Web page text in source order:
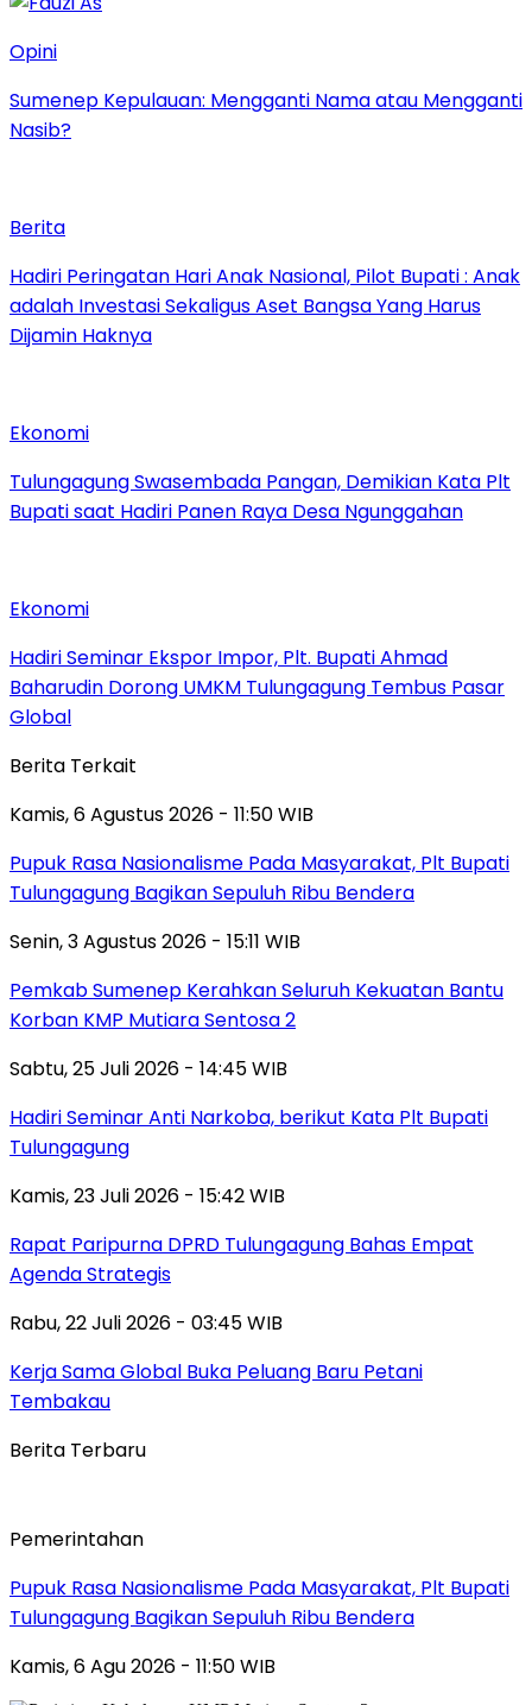
Opini
Sumenep Kepulauan: Mengganti Nama atau Mengganti
Nasib?
Berita
Hadiri Peringatan Hari Anak Nasional, Pilot Bupati : Anak
adalah Investasi Sekaligus Aset Bangsa Yang Harus
Dijamin Haknya
Ekonomi
Tulungagung Swasembada Pangan, Demikian Kata Plt
Bupati saat Hadiri Panen Raya Desa Ngunggahan
Ekonomi
Hadiri Seminar Ekspor Impor, Plt. Bupati Ahmad
Baharudin Dorong UMKM Tulungagung Tembus Pasar
Global
Berita Terkait
Kamis, 6 Agustus 2026 - 11:50 WIB
Pupuk Rasa Nasionalisme Pada Masyarakat, Plt Bupati
Tulungagung Bagikan Sepuluh Ribu Bendera
Senin, 3 Agustus 2026 - 15:11 WIB
Pemkab Sumenep Kerahkan Seluruh Kekuatan Bantu
Korban KMP Mutiara Sentosa 2
Sabtu, 25 Juli 2026 - 14:45 WIB
Hadiri Seminar Anti Narkoba, berikut Kata Plt Bupati
Tulungagung
Kamis, 23 Juli 2026 - 15:42 WIB
Rapat Paripurna DPRD Tulungagung Bahas Empat
Agenda Strategis
Rabu, 22 Juli 2026 - 03:45 WIB
Kerja Sama Global Buka Peluang Baru Petani
Tembakau
Berita Terbaru
Pemerintahan
Pupuk Rasa Nasionalisme Pada Masyarakat, Plt Bupati
Tulungagung Bagikan Sepuluh Ribu Bendera
Kamis, 6 Agu 2026 - 11:50 WIB